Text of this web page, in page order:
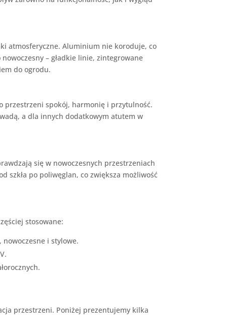
atmosferyczne. Aluminium nie koroduje, co
– gładkie linie, zintegrowane
do ogrodu.
przestrzeni spokój, harmonię i przytulność.
a dla innych dodatkowym atutem w
się w nowoczesnych przestrzeniach
szkła po poliwęglan, co zwiększa możliwość
stosowane:
i stylowe.
przestrzeni. Poniżej prezentujemy kilka